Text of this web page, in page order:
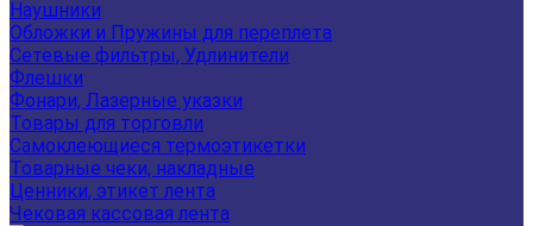
Наушники
Обложки и Пружины для переплета
Сетевые фильтры, Удлинители
Флешки
Фонари, Лазерные указки
Товары для торговли
Самоклеющиеся термоэтикетки
Товарные чеки, накладные
Ценники, этикет лента
Чековая кассовая лента